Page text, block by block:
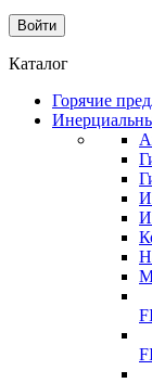
Каталог
Горячие